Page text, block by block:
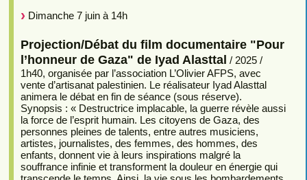
Dimanche 7 juin à 14h
Projection/Débat du film documentaire "Pour
l’honneur de Gaza" de Iyad Alasttal / 2025 /
1h40, organisée par l’association L’Olivier AFPS, avec
vente d’artisanat palestinien. Le réalisateur Iyad Alasttal
animera le débat en fin de séance (sous réserve).
Synopsis : « Destructrice implacable, la guerre révèle aussi
la force de l’esprit humain. Les citoyens de Gaza, des
personnes pleines de talents, entre autres musiciens,
artistes, journalistes, des femmes, des hommes, des
enfants, donnent vie à leurs inspirations malgré la
souffrance infinie et transforment la douleur en énergie qui